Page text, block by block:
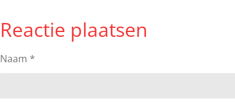
e
n
e
Reactie plaatsen
Naam *